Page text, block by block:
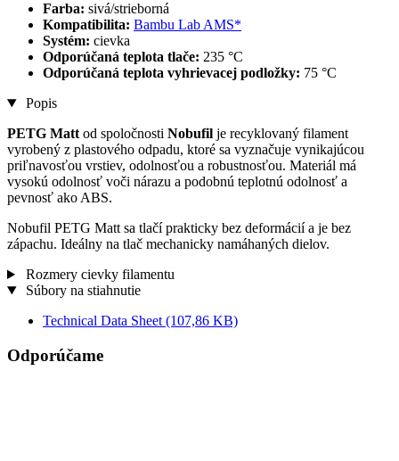
Farba: sivá/strieborná
Kompatibilita: Bambu Lab AMS*
Systém: cievka
Odporúčaná teplota tlače: 235 °C
Odporúčaná teplota vyhrievacej podložky: 75 °C
Popis
PETG Matt od spoločnosti Nobufil je recyklovaný filament
vyrobený z plastového odpadu, ktoré sa vyznačuje vynikajúcou
priľnavosťou vrstiev, odolnosťou a robustnosťou. Materiál má
vysokú odolnosť voči nárazu a podobnú teplotnú odolnosť a
pevnosť ako ABS.
Nobufil PETG Matt sa tlačí prakticky bez deformácií a je bez
zápachu. Ideálny na tlač mechanicky namáhaných dielov.
Rozmery cievky filamentu
Súbory na stiahnutie
Technical Data Sheet (107,86 KB)
Odporúčame